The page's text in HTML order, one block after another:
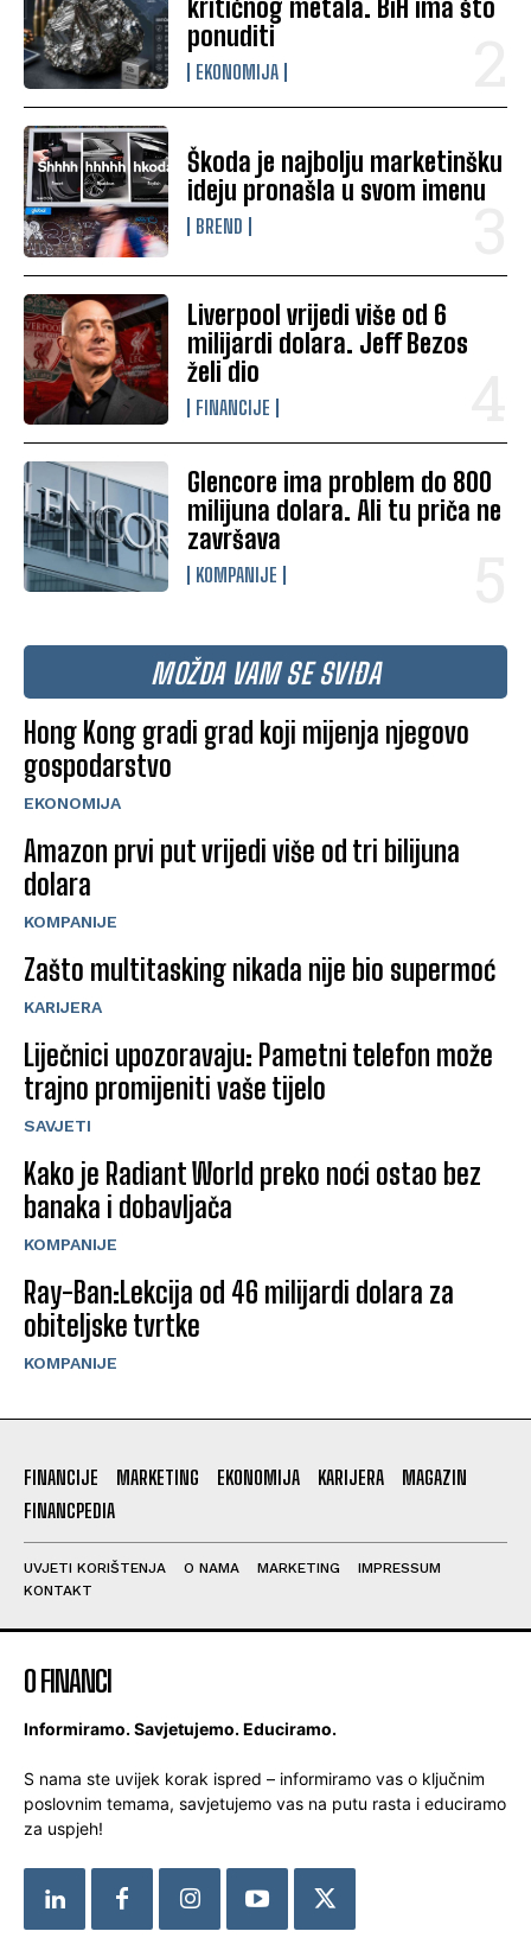
kritičnog metala. BiH ima što
ponuditi
EKONOMIJA
Škoda je najbolju marketinšku
ideju pronašla u svom imenu
BREND
Liverpool vrijedi više od 6
milijardi dolara. Jeff Bezos
želi dio
FINANCIJE
Glencore ima problem do 800
milijuna dolara. Ali tu priča ne
završava
KOMPANIJE
MOŽDA VAM SE SVIĐA
Hong Kong gradi grad koji mijenja njegovo
gospodarstvo
EKONOMIJA
Amazon prvi put vrijedi više od tri bilijuna
dolara
KOMPANIJE
Zašto multitasking nikada nije bio supermoć
KARIJERA
Liječnici upozoravaju: Pametni telefon može
trajno promijeniti vaše tijelo
SAVJETI
Kako je Radiant World preko noći ostao bez
banaka i dobavljača
KOMPANIJE
Ray-Ban:Lekcija od 46 milijardi dolara za
obiteljske tvrtke
KOMPANIJE
FINANCIJE MARKETING EKONOMIJA KARIJERA
MAGAZIN
FINANCPEDIA
UVJETI KORIŠTENJA O NAMA MARKETING
IMPRESSUM
KONTAKT
O FINANCI
Informiramo. Savjetujemo. Educiramo.
S nama ste uvijek korak ispred – informiramo vas o ključnim
poslovnim temama, savjetujemo vas na putu rasta i educiramo
za uspjeh!